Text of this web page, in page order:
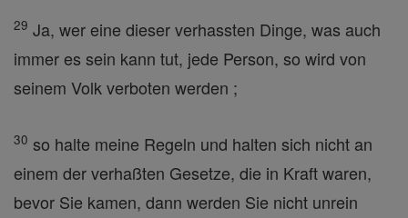
29 Ja, wer eine dieser verhassten Dinge, was auch
immer es sein kann tut, jede Person, so wird von
seinem Volk verboten werden ;
30 so halte meine Regeln und halten sich nicht an
einem der verhaßten Gesetze, die in Kraft waren,
bevor Sie kamen, dann werden Sie nicht unrein